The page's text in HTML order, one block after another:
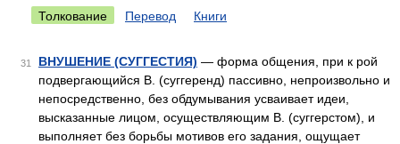
Толкование Перевод Книги
31 ВНУШЕНИЕ (СУГГЕСТИЯ) — форма общения, при к рой
подвергающийся В. (суггеренд) пассивно, непроизвольно и
непосредственно, без обдумывания усваивает идеи,
высказанные лицом, осуществляющим В. (суггерстом), и
выполняет без борьбы мотивов его задания, ощущает